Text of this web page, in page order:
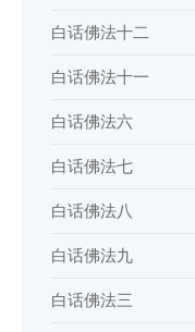
白话佛法十二
白话佛法十一
白话佛法六
白话佛法七
白话佛法八
白话佛法九
白话佛法三